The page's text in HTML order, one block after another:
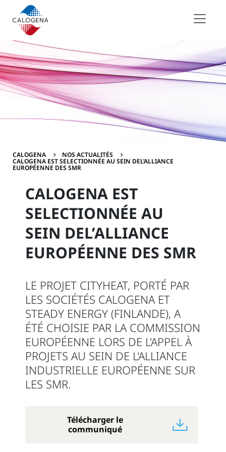
Contenu
Menu
Pied de page
CALOGENA NOS ACTUALITÉS
CALOGENA EST SELECTIONNÉE AU SEIN DEL’ALLIANCE
EUROPÉENNE DES SMR
CALOGENA EST
SELECTIONNÉE AU
SEIN DEL’ALLIANCE
EUROPÉENNE DES SMR
LE PROJET CITYHEAT, PORTÉ PAR
LES SOCIÉTÉS CALOGENA ET
STEADY ENERGY (FINLANDE), A
ÉTÉ CHOISIE PAR LA COMMISSION
EUROPÉENNE LORS DE L'APPEL À
PROJETS AU SEIN DE L'ALLIANCE
INDUSTRIELLE EUROPÉENNE SUR
LES SMR.
Télécharger le
communiqué